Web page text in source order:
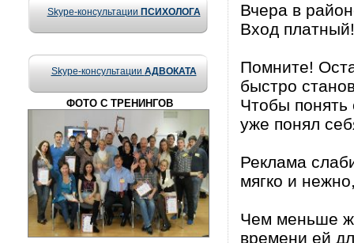
Skype-консультации ПСИХОЛОГА
Skype-консультации АДВОКАТА
ФОТО С ТРЕНИНГОВ
Вчера в
Вход платный!
Помните!
быстро
Чтобы понять
уже понял
Реклама
мягко и
Чем меньше
времени ей